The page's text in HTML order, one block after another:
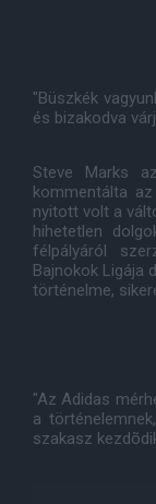
"Büszkék
és bizakodva
Steve Marks
kommentálta
nyitott volt a
hihetetlen
félpályáról
Bajnokok Ligája
történelme,
"Az Adidas
a
szakasz